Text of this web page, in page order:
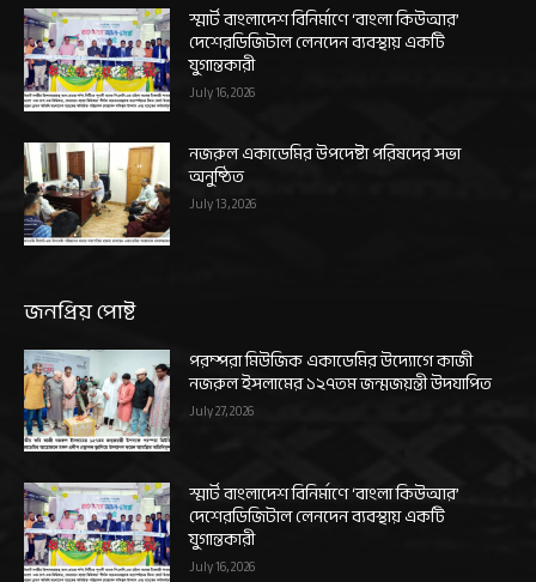
স্মার্ট বাংলাদেশ বিনির্মাণে ‘বাংলা কিউআর’
দেশেরডিজিটাল লেনদেন ব্যবস্থায় একটি
যুগান্তকারী
July 16, 2026
নজরুল একাডেমির উপদেষ্টা পরিষদের সভা
অনুষ্ঠিত
July 13, 2026
জনপ্রিয় পোষ্ট
পরম্পরা মিউজিক একাডেমির উদ্যোগে কাজী
নজরুল ইসলামের ১২৭তম জন্মজয়ন্তী উদযাপিত
July 27, 2026
স্মার্ট বাংলাদেশ বিনির্মাণে ‘বাংলা কিউআর’
দেশেরডিজিটাল লেনদেন ব্যবস্থায় একটি
যুগান্তকারী
July 16, 2026